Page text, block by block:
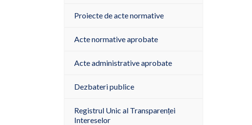
Proiecte de acte normative
Acte normative aprobate
Acte administrative aprobate
Dezbateri publice
Registrul Unic al Transparenței
Intereselor